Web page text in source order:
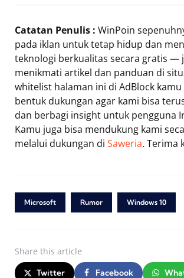
Catatan Penulis : WinPoin
pada iklan untuk tetap hidup dan
teknologi berkualitas secara gratis —
menikmati artikel dan panduan di
whitelist halaman ini di AdBlock kamu
bentuk dukungan agar kami bisa
dan berbagi insight untuk pengguna
Kamu juga bisa mendukung kami
melalui dukungan di Saweria. Terima
Microsoft Rumor Windows 10
Share this article
Twitter Facebook